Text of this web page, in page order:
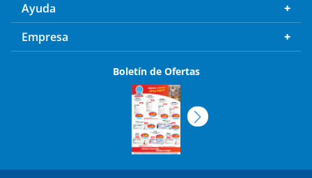
Ayuda
Empresa
Boletín de Ofertas